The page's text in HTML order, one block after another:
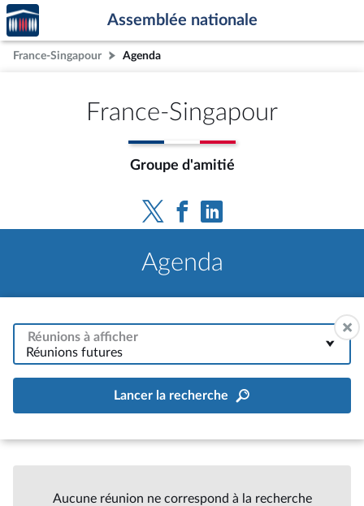
Aller au contenu
Aller en bas de la page
Accèder
à la
page
d'accueil
Assemblée nationale
France-Singapour Agenda
France-Singapour
Groupe d'amitié
Agenda
Réunions à afficher
Réunions futures
Lancer la recherche
Aucune réunion ne correspond à la recherche